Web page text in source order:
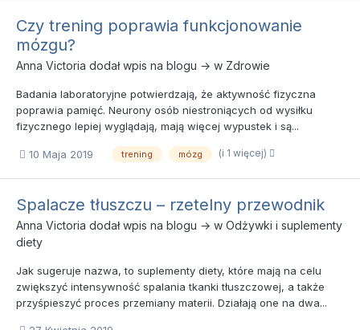
Czy trening poprawia funkcjonowanie
mózgu?
Anna Victoria dodał wpis na blogu → w Zdrowie
Badania laboratoryjne potwierdzają, że aktywność fizyczna
poprawia pamięć. Neurony osób niestroniących od wysiłku
fizycznego lepiej wyglądają, mają więcej wypustek i są...
10 Maja 2019 trening mózg (i 1 więcej)
Spalacze tłuszczu – rzetelny przewodnik
Anna Victoria dodał wpis na blogu → w Odżywki i suplementy
diety
Jak sugeruje nazwa, to suplementy diety, które mają na celu
zwiększyć intensywność spalania tkanki tłuszczowej, a także
przyśpieszyć proces przemiany materii. Działają one na dwa...